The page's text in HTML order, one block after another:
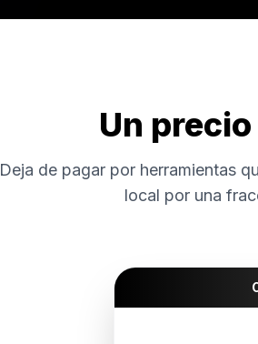
Un
Deja de pagar por herramientas
local por una